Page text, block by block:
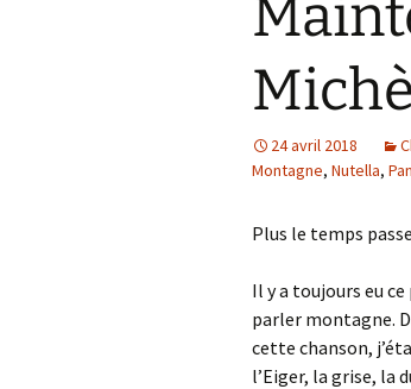
24 avril 2018
Montagne, Nutella,
Plus le temps
Il y a toujours eu
parler montagne.
cette chanson,
l’Eiger, la grise, la